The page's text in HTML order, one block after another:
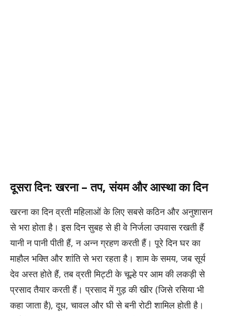
दूसरा दिन: खरना – तप, संयम और आस्था का दिन
खरना का दिन व्रती महिलाओं के लिए सबसे कठिन और अनुशासन
से भरा होता है। इस दिन सुबह से ही वे निर्जला उपवास रखती हैं
यानी न पानी पीती हैं, न अन्न ग्रहण करती हैं। पूरे दिन घर का
माहौल भक्ति और शांति से भरा रहता है। शाम के समय, जब सूर्य
देव अस्त होते हैं, तब व्रती मिट्टी के चूल्हे पर आम की लकड़ी से
प्रसाद तैयार करती हैं। प्रसाद में गुड़ की खीर (जिसे रसिया भी
कहा जाता है), दूध, चावल और घी से बनी रोटी शामिल होती है।